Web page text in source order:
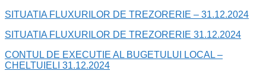
SITUATIA FLUXURILOR DE TREZORERIE – 31.12.2024
SITUATIA FLUXURILOR DE TREZORERIE 31.12.2024
CONTUL DE EXECUTIE AL BUGETULUI LOCAL –
CHELTUIELI 31.12.2024